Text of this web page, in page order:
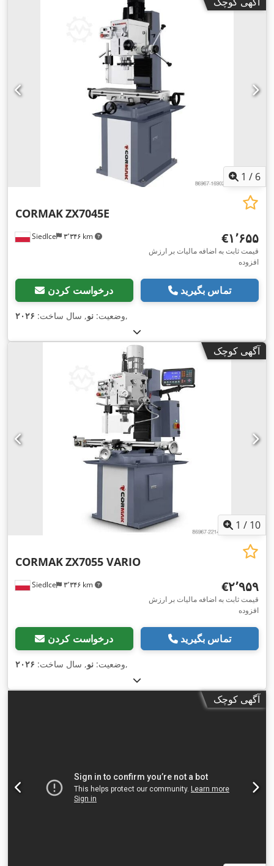
1 / 6
Siedlce ۳٬۳۴۶ km
CORMAKZX7045E
‎€۱٬۶۵۵
قیمت ثابت به اضافه مالیات بر ارزش
افزوده
درخواست کردن تماس بگیرید
وضعیت: نو, سال ساخت: ۲۰۲۶ ,
آگهی کوچک
1 / 10
Siedlce ۳٬۳۴۶ km
CORMAKZX7055 VARIO
‎€۲٬۹۵۹
قیمت ثابت به اضافه مالیات بر ارزش
افزوده
درخواست کردن تماس بگیرید
وضعیت: نو, سال ساخت: ۲۰۲۶ ,
آگهی کوچک